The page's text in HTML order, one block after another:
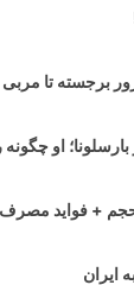
برجسته تا
او
+ فواید مصرف
ایران